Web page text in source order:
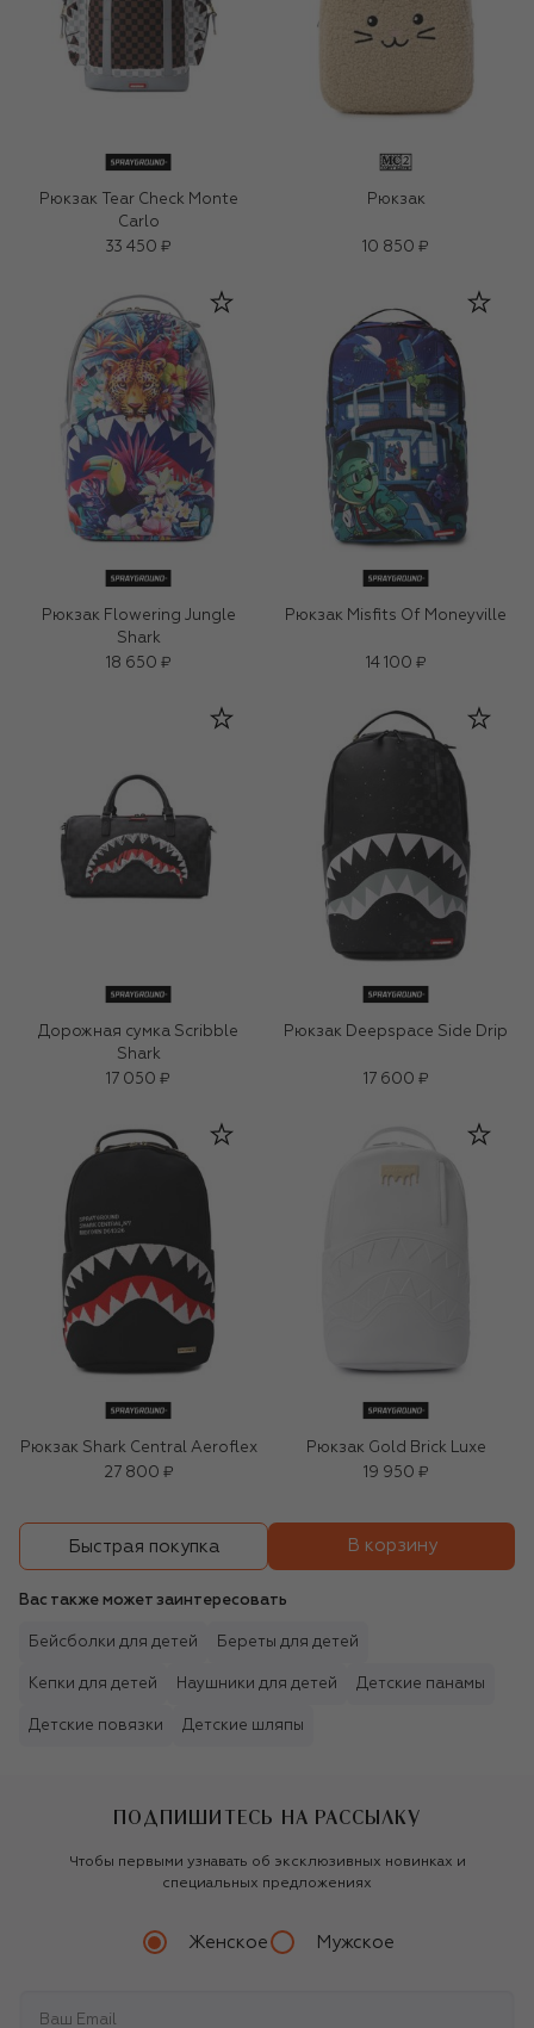
Рюкзак Tear Check Monte
Carlo
33 450 ₽
Рюкзак
10 850 ₽
Рюкзак Flowering Jungle
Shark
18 650 ₽
Рюкзак Misfits Of Moneyville
14 100 ₽
Дорожная сумка Scribble
Shark
17 050 ₽
Рюкзак Deepspace Side Drip
17 600 ₽
Рюкзак Shark Central Aeroflex
27 800 ₽
Рюкзак Gold Brick Luxe
19 950 ₽
Быстрая покупка В корзину
Вас также может заинтересовать
Бейсболки для детей Береты для детей
Кепки для детей Наушники для детей Детские панамы
Детские повязки Детские шляпы
ПОДПИШИТЕСЬ НА РАССЫЛКУ
Чтобы первыми узнавать об эксклюзивных новинках и
специальных предложениях
Женское Мужское